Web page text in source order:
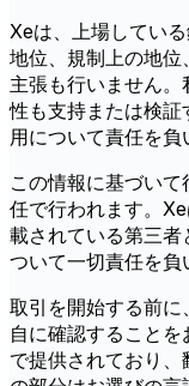
Xeは、上場してい
地位、規制上の地位
主張も行いません
性も支持または検
用について責任を負
この情報に基づい
任で行われます。
載されている第三
ついて一切責任を負
取引を開始する前
自に確認すること
で提供されており